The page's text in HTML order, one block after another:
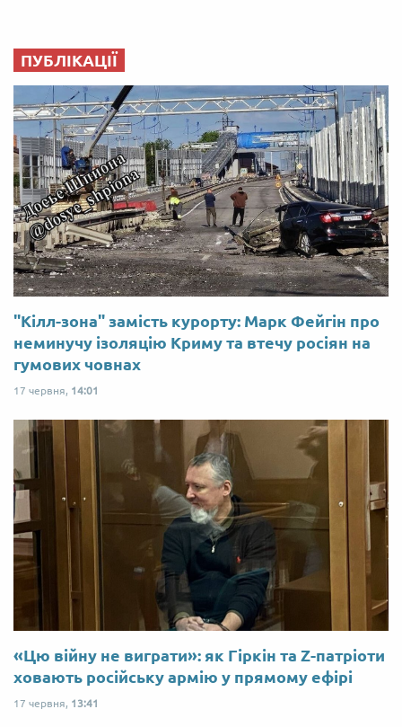
ПУБЛІКАЦІЇ
"Кілл-зона" замість курорту: Марк Фейгін про
неминучу ізоляцію Криму та втечу росіян на
гумових човнах
17 червня, 14:01
«Цю війну не виграти»: як Гіркін та Z-патріоти
ховають російську армію у прямому ефірі
17 червня, 13:41